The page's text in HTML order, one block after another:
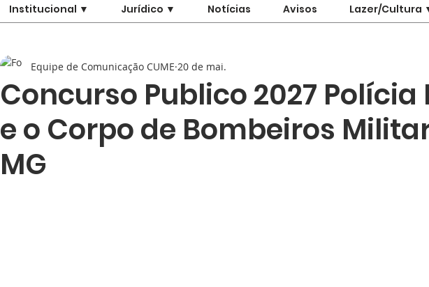
Institucional ▼ Jurídico ▼ Notícias Avisos Lazer/Cultura
Concurso Publico 2027
e o Corpo de Bombeiros
MG
Equipe de Comunicação CUME 20 de mai.